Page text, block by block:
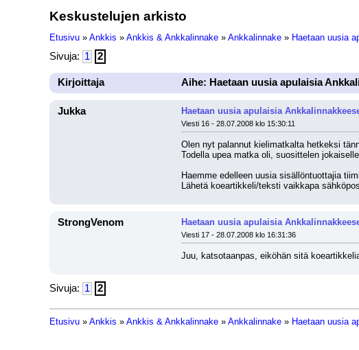
Keskustelujen arkisto
Etusivu » Ankkis » Ankkis & Ankkalinnake » Ankkalinnake » Haetaan uusia
Sivuja: 1 2
Kirjoittaja Aihe: Haetaan uusia apulaisia
Jukka Haetaan uusia apulaisia
Viesti 16 - 28.07.2008 klo 15:30:11
Olen nyt palannut kielimatkalta hetkeksi
Todella upea matka oli, suosittelen
Haemme edelleen uusia sisällöntuottajia
Lähetä koeartikkeli/teksti vaikkapa
StrongVenom Haetaan uusia apulaisia
Viesti 17 - 28.07.2008 klo 16:31:36
Juu, katsotaanpas, eiköhän sitä
Sivuja: 1 2
Etusivu » Ankkis » Ankkis & Ankkalinnake » Ankkalinnake » Haetaan uusia